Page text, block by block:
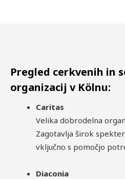
Pregled cerkvenih in
organizacij v Kölnu:
Caritas
Velika dobrodelna
Zagotavlja širok
vključno s pomočjo
Diaconia